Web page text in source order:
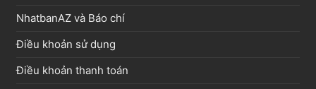
NhatbanAZ và Báo chí
Điều khoản sử dụng
Điều khoản thanh toán